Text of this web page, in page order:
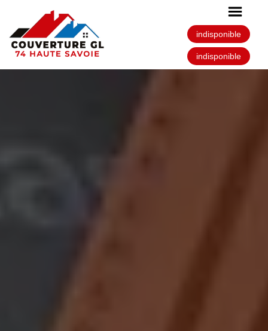
indisponible
indisponible